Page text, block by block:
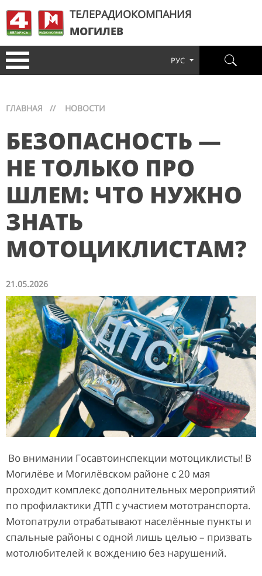
ТЕЛЕРАДИОКОМПАНИЯ
МОГИЛЕВ
РУС
ГЛАВНАЯ // НОВОСТИ
БЕЗОПАСНОСТЬ —
НЕ ТОЛЬКО ПРО
ШЛЕМ: ЧТО НУЖНО
ЗНАТЬ
МОТОЦИКЛИСТАМ?
21.05.2026
Во внимании Госавтоинспекции мотоциклисты! В
Могилёве и Могилёвском районе с 20 мая
проходит комплекс дополнительных мероприятий
по профилактики ДТП с участием мототранспорта.
Мотопатрули отрабатывают населённые пункты и
спальные районы с одной лишь целью – призвать
мотолюбителей к вождению без нарушений.